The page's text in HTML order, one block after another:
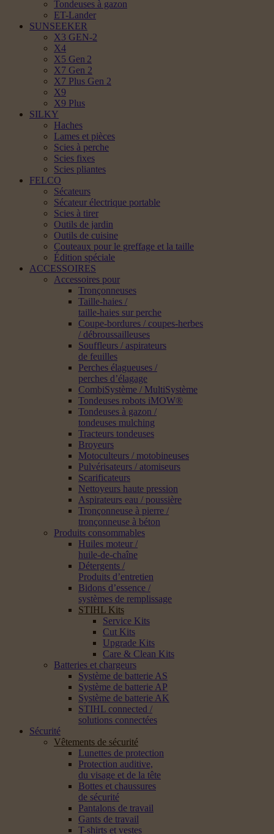
Tondeuses à gazon
ET-Lander
SUNSEEKER
X3 GEN-2
X4
X5 Gen 2
X7 Gen 2
X7 Plus Gen 2
X9
X9 Plus
SILKY
Haches
Lames et pièces
Scies à perche
Scies fixes
Scies pliantes
FELCO
Sécateurs
Sécateur électrique portable
Scies à tirer
Outils de jardin
Outils de cuisine
Couteaux pour le greffage et la taille
Édition spéciale
ACCESSOIRES
Accessoires pour
Tronçonneuses
Taille-haies /
taille-haies sur perche
Coupe-bordures / coupes-herbes
/ débroussailleuses
Souffleurs / aspirateurs
de feuilles
Perches élagueuses /
perches d’élagage
CombiSystème / MultiSystème
Tondeuses robots iMOW®
Tondeuses à gazon /
tondeuses mulching
Tracteurs tondeuses
Broyeurs
Motoculteurs / motobineuses
Pulvérisateurs / atomiseurs
Scarificateurs
Nettoyeurs haute pression
Aspirateurs eau / poussière
Tronçonneuse à pierre /
tronçonneuse à béton
Produits consommables
Huiles moteur /
huile-de-chaîne
Détergents /
Produits d’entretien
Bidons d’essence /
systèmes de remplissage
STIHL Kits
Service Kits
Cut Kits
Upgrade Kits
Care & Clean Kits
Batteries et chargeurs
Système de batterie AS
Système de batterie AP
Système de batterie AK
STIHL connected /
solutions connectées
Sécurité
Vêtements de sécurité
Lunettes de protection
Protection auditive,
du visage et de la tête
Bottes et chaussures
de sécurité
Pantalons de travail
Gants de travail
T-shirts et vestes